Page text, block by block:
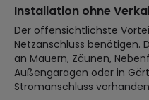
Installation ohne
Der offensichtlichste
Netzanschluss benötigen.
an Mauern, Zäunen,
Außengaragen oder in
Stromanschluss